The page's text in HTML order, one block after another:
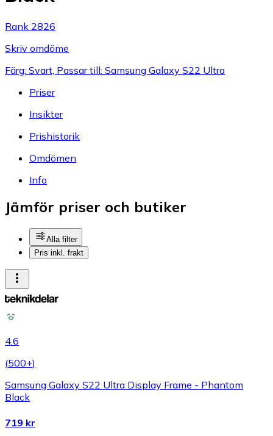
Rank 2826
Skriv omdöme
Färg: Svart, Passar till: Samsung Galaxy S22 Ultra
Priser
Insikter
Prishistorik
Omdömen
Info
Jämför priser och butiker
Alla filter
Pris inkl. frakt
4.6
(500+)
Samsung Galaxy S22 Ultra Display Frame - Phantom
Black
719 kr